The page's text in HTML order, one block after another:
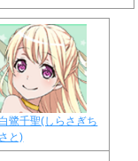
白鷺千聖(しらさぎち
さと)